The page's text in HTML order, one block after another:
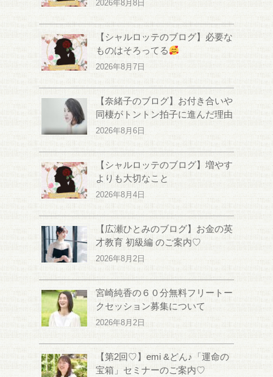
2026年8月8日
【シャルロッテのブログ】必要な
ものはそろってる
2026年8月7日
【奈緒子のブログ】お付き合いや
同棲がトントン拍子に進んだ理由
2026年8月6日
【シャルロッテのブログ】増やす
よりも大切なこと
2026年8月4日
【広瀬ひとみのブログ】お金の英
才教育 初級編 のご案内♡
2026年8月2日
宮崎純香の６０分無料フリートー
クセッション募集について
2026年8月2日
【第2回♡】emi &どん♪「運命の
宝箱」セミナーのご案内♡